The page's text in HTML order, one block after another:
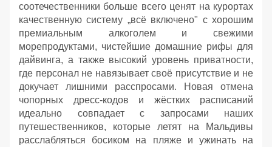
соотечественники больше всего ценят на курортах
качественную систему „всё включено" с хорошим
премиальным алкоголем и свежими
морепродуктами, чистейшие домашние рифы для
дайвинга, а также высокий уровень приватности,
где персонал не навязывает своё присутствие и не
докучает лишними расспросами. Новая отмена
чопорных дресс-кодов и жёстких расписаний
идеально совпадает с запросами наших
путешественников, которые летят на Мальдивы
расслабляться босиком на пляже и ужинать на